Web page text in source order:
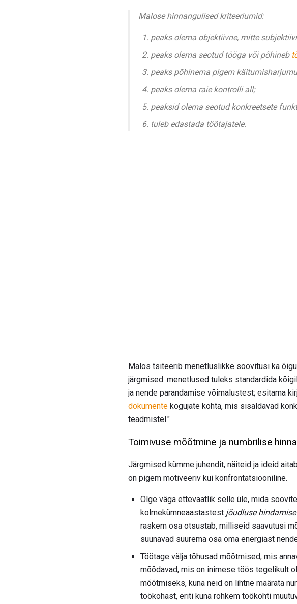
Malose hinnangulised kriteeriumid:
peaks olema objektiivne, mitte
peaks olema seotud tööga või põhineb
peaks põhinema pigem
peaks olema raie kontrolli all;
peaksid olema seotud konkreetsete
tuleb edastada töötajatele.
Malos tsiteerib menetluslikke soovitusi ka
järgmised: menetlused tuleks standardida
ja nende parandamise võimalustest; esitama
dokumente kogujate kohta, mis sisaldavad
teadmistel."
Toimivuse mõõtmine ja numbrilise
Järgmised kümme juhendit, näiteid ja ideid
on pigem motiveeriv kui konfrontatsiooniline.
Olge väga ettevaatlik selle üle, mida
kolmekümneaastastest jõudluse
raskem osa otsustab, milliseid saavutusi
suunavad suurema osa oma energiast
Töötage välja tõhusad mõõtmised, mis
mõõdavad, mis on inimese töös tegelikult
mõõtmiseks, kuna neid on lihtne määrata
töökohast, eriti kuna rohkem töökohti